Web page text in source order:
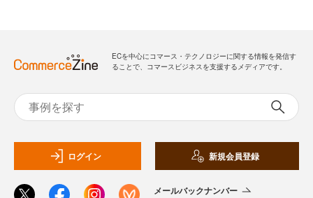
ECを中心にコマース・テクノロジーに関する情報を発信す
ることで、コマースビジネスを支援するメディアです。
ログイン 新規会員登録
メールバックナンバー